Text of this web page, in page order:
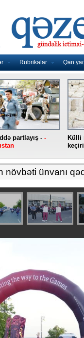
Rubrikalar Qan
partlayış - -
Külli
növbəti ünvanı